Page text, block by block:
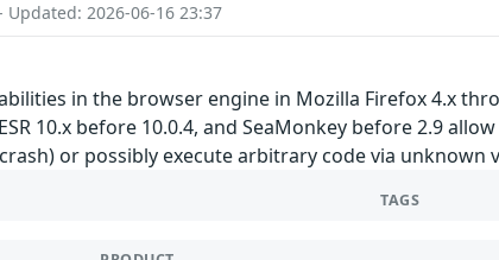
2026-06-16 23:37
in the browser engine in Mozilla Firefox 4.x
10.x before 10.0.4, and SeaMonkey before 2.9
or possibly execute arbitrary code via unknown
TAGS